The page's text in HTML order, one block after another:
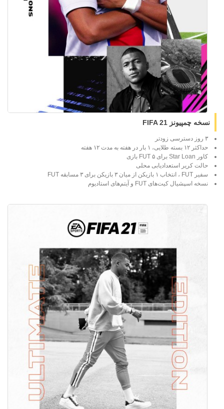
نسخه چمپیونز FIFA 21
۳ روز دسترسی زودتر
حداکثر ۱۲ بسته طلایی، ۱ بار در هفته به مدت ۱۲ هفته
کاور Star Loan برای ۵ FUT بازی
حالت کریر استعدادیابی محلی
سفیر FUT ، انتخاب ۱ بازیکن از میان ۳ بازیکن برای ۳ مسابقه FUT
نسخه اسپشیال کیت‌های FUT و آیتم‌های استادیوم